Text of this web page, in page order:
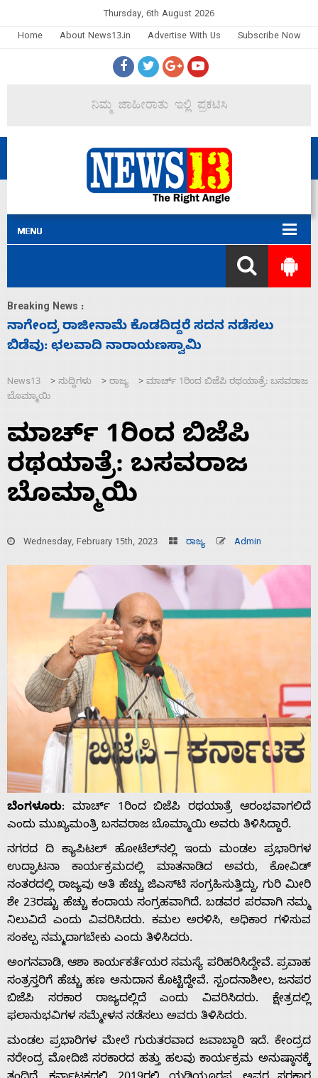
Thursday, 6th August 2026
Home
About News13.in Advertise With Us Subscribe Now
Breaking News :
ಸಚಿವ ಸಂಪುಟ ವಿಸ್ತರಣೆ ಮಾಡಿದ್ದು ಹಣಬಲ ಮತ್ತು
ಹೈಕಮಾಂಡ್ ರಾಜಕಾರಣಕ್ಕೆ: ವಿಜಯೇಂದ್ರ
News13 > ಸುದ್ದಿಗಳು > ರಾಜ್ಯ > ಮಾರ್ಚ್ 1ರಿಂದ ಬಿಜೆಪಿ ರಥಯಾತ್ರೆ: ಬಸವರಾಜ
ಬೊಮ್ಮಾಯಿ
ಮಾರ್ಚ್ 1ರಿಂದ ಬಿಜೆಪಿ
ರಥಯಾತ್ರೆ: ಬಸವರಾಜ
ಬೊಮ್ಮಾಯಿ
Wednesday, February 15th, 2023 ರಾಜ್ಯ Admin
ಬೆಂಗಳೂರು: ಮಾರ್ಚ್ 1ರಿಂದ ಬಿಜೆಪಿ ರಥಯಾತ್ರೆ ಆರಂಭವಾಗಲಿದೆ
ಎಂದು ಮುಖ್ಯಮಂತ್ರಿ ಬಸವರಾಜ ಬೊಮ್ಮಾಯಿ ಅವರು ತಿಳಿಸಿದ್ದಾರೆ.
ನಗರದ ದಿ ಕ್ಯಾಪಿಟಲ್ ಹೋಟೆಲ್‍ನಲ್ಲಿ ಇಂದು ಮಂಡಲ ಪ್ರಭಾರಿಗಳ
ಉದ್ಘಾಟನಾ ಕಾರ್ಯಕ್ರಮದಲ್ಲಿ ಮಾತನಾಡಿದ ಅವರು, ಕೋವಿಡ್
ನಂತರದಲ್ಲಿ ರಾಜ್ಯವು ಅತಿ ಹೆಚ್ಚು ಜಿಎಸ್‍ಟಿ ಸಂಗ್ರಹಿಸುತ್ತಿದ್ದು, ಗುರಿ ಮೀರಿ
ಶೇ 23ರಷ್ಟು ಹೆಚ್ಚು ಕಂದಾಯ ಸಂಗ್ರಹವಾಗಿದೆ. ಬಡವರ ಪರವಾಗಿ ನಮ್ಮ
ನಿಲುವಿದೆ ಎಂದು ವಿವರಿಸಿದರು. ಕಮಲ ಅರಳಿಸಿ, ಅಧಿಕಾರ ಗಳಿಸುವ
ಸಂಕಲ್ಪ ನಮ್ಮದಾಗಬೇಕು ಎಂದು ತಿಳಿಸಿದರು.
ಅಂಗನವಾಡಿ, ಆಶಾ ಕಾರ್ಯಕರ್ತೆಯರ ಸಮಸ್ಯೆ ಪರಿಹರಿಸಿದ್ದೇವೆ. ಪ್ರವಾಹ
ಸಂತ್ರಸ್ತರಿಗೆ ಹೆಚ್ಚು ಹಣ ಅನುದಾನ ಕೊಟ್ಟಿದ್ದೇವೆ. ಸ್ಪಂದನಾಶೀಲ, ಜನಪರ
ಬಿಜೆಪಿ ಸರಕಾರ ರಾಜ್ಯದಲ್ಲಿದೆ ಎಂದು ವಿವರಿಸಿದರು. ಕ್ಷೇತ್ರದಲ್ಲಿ
ಫಲಾನುಭವಿಗಳ ಸಮ್ಮೇಳನ ನಡೆಸಲು ಅವರು ತಿಳಿಸಿದರು.
ಮಂಡಲ ಪ್ರಭಾರಿಗಳ ಮೇಲೆ ಗುರುತರವಾದ ಜವಾಬ್ದಾರಿ ಇದೆ. ಕೇಂದ್ರದ
ನರೇಂದ್ರ ಮೋದಿಜಿ ಸರಕಾರದ ಹತ್ತು ಹಲವು ಕಾರ್ಯಕ್ರಮ ಅನುಷ್ಠಾನಕ್ಕೆ